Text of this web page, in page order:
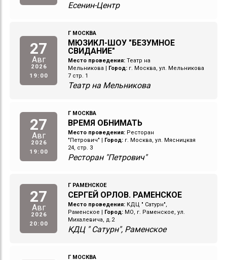
Есенин-Центр
27
Авг
2026
19:00
Г МОСКВА
МЮЗИКЛ-ШОУ "БЕЗУМНОЕ
СВИДАНИЕ"
Место проведения: Театр на
Мельникова
Город: г. Москва, ул. Мельникова
7 стр. 1
Театр на Мельникова
27
Авг
2026
19:00
Г МОСКВА
ВРЕМЯ ОБНИМАТЬ
Место проведения: Ресторан
"Петрович"
Город: г. Москва, ул. Мясницкая
24, стр. 3
Ресторан "Петрович"
27
Авг
2026
20:00
Г РАМЕНСКОЕ
СЕРГЕЙ ОРЛОВ. РАМЕНСКОЕ
Место проведения: КДЦ " Сатурн",
Раменское
Город: МО, г. Раменское, ул.
Михалевича, д.2
КДЦ " Сатурн", Раменское
Г МОСКВА